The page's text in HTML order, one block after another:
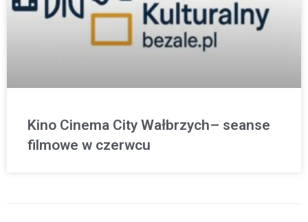
Kino Cinema City Wałbrzych– seanse
filmowe w czerwcu